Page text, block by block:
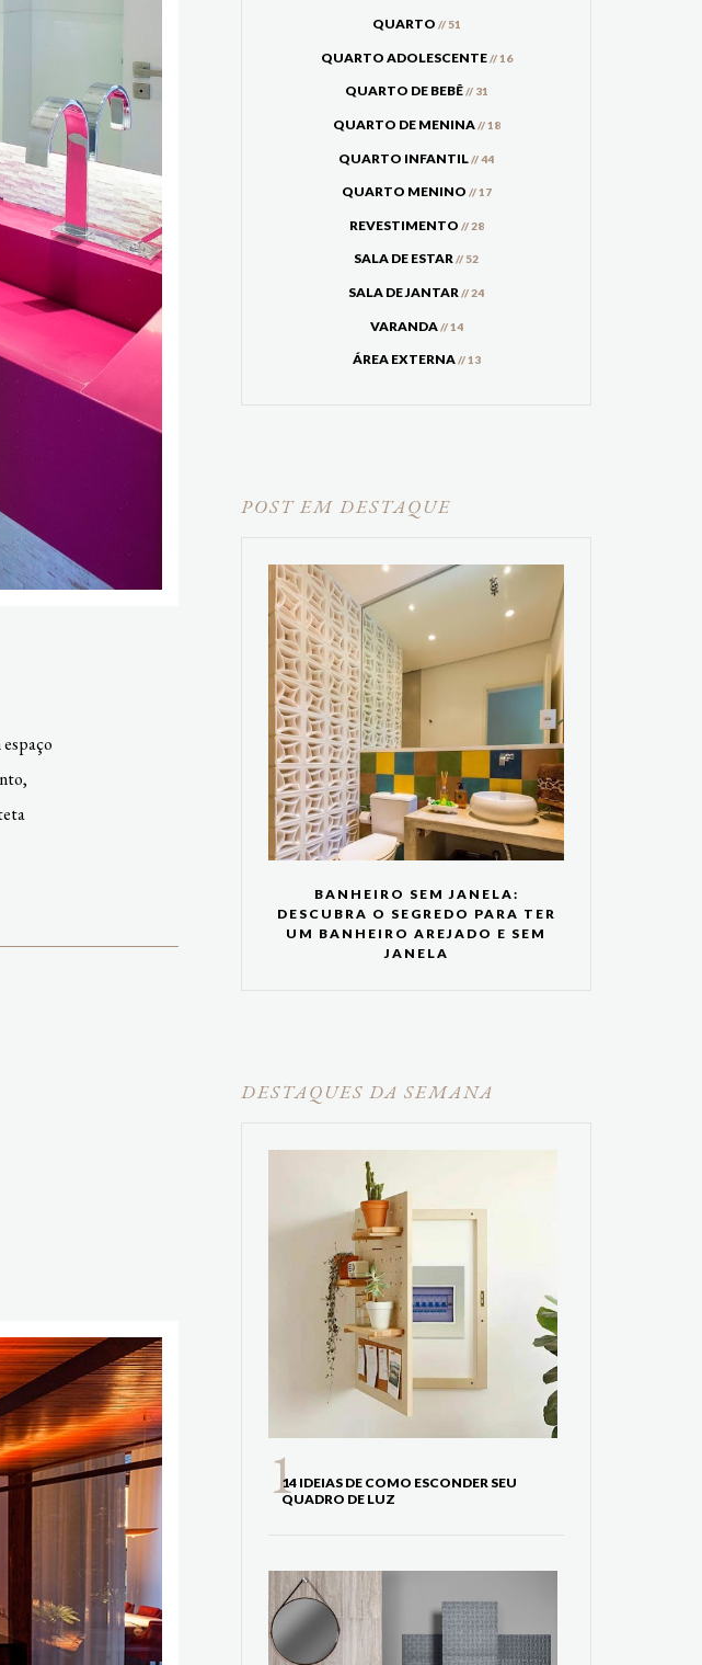
QUARTO // 51
QUARTO ADOLESCENTE// 16
QUARTO DE BEBÊ// 31
QUARTO DE MENINA// 18
QUARTO INFANTIL// 44
QUARTO MENINO // 17
REVESTIMENTO // 28
SALA DE ESTAR// 52
SALA DE JANTAR// 24
VARANDA// 14
ÁREA EXTERNA// 13
POST EM DESTAQUE
BANHEIRO SEM JANELA:
DESCUBRA O SEGREDO PARA TER
UM BANHEIRO AREJADO E SEM
JANELA
DESTAQUES DA SEMANA
14 IDEIAS DE COMO ESCONDER SEU
QUADRO DE LUZ